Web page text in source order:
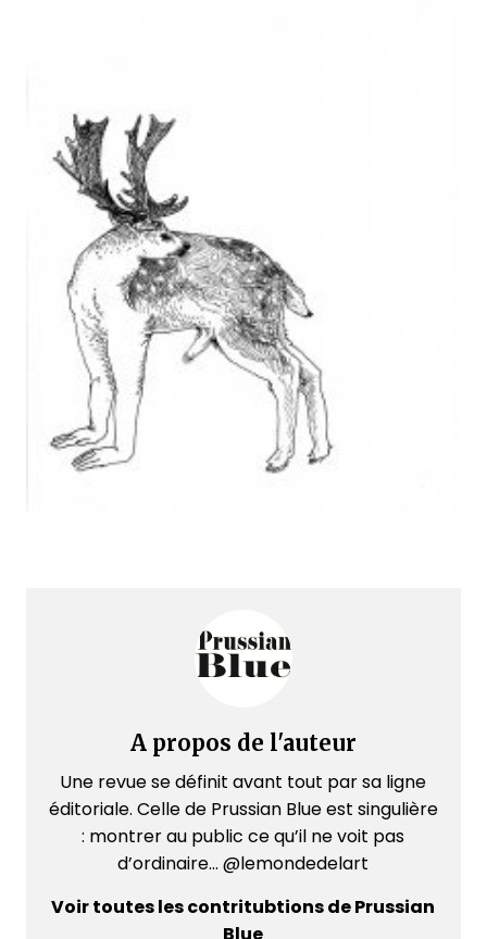
A propos de l'auteur
Une revue se définit avant tout par sa ligne
éditoriale. Celle de Prussian Blue est singulière
: montrer au public ce qu’il ne voit pas
d’ordinaire... @lemondedelart
Voir toutes les contritubtions de Prussian